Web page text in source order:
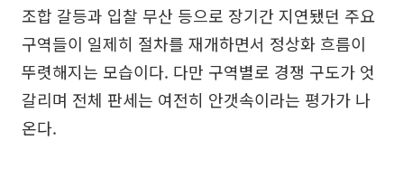
조합 갈등과 입찰 무산 등으로 장기간 지연됐던 주요
구역들이 일제히 절차를 재개하면서 정상화 흐름이
뚜렷해지는 모습이다. 다만 구역별로 경쟁 구도가 엇
갈리며 전체 판세는 여전히 안갯속이라는 평가가 나
온다.